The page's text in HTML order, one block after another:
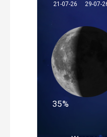
21-07-26 29-07-
35%